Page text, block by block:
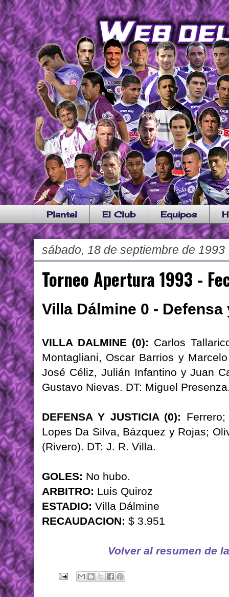
Plantel El Club Equipos
sábado, 18 de septiembre de 1993
Torneo Apertura 1993 -
Villa Dálmine 0 -
VILLA DALMINE (0): Carlos
Montagliani, Oscar Barrios y
José Céliz, Julián Infantino y Juan
Gustavo Nievas. DT: Miguel
DEFENSA Y JUSTICIA (0):
Lopes Da Silva, Bázquez y Rojas;
(Rivero). DT: J. R. Villa.
GOLES: No hubo.
ARBITRO: Luis Quiroz
ESTADIO: Villa Dálmine
RECAUDACION: $ 3.951
Volver al resumen de